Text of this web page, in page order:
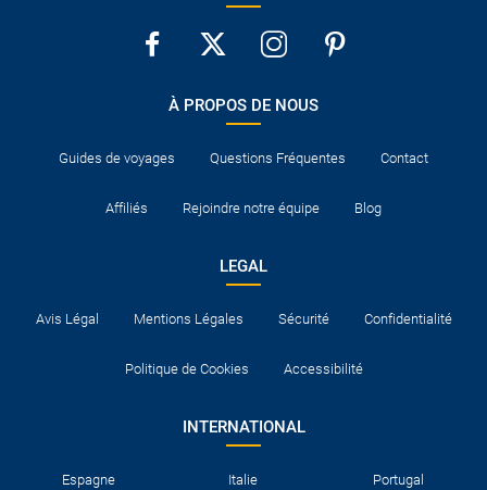
À PROPOS DE NOUS
Guides de voyages Questions Fréquentes Contact
Affiliés Rejoindre notre équipe Blog
LEGAL
Avis Légal Mentions Légales Sécurité Confidentialité
Politique de Cookies Accessibilité
INTERNATIONAL
Espagne Italie Portugal